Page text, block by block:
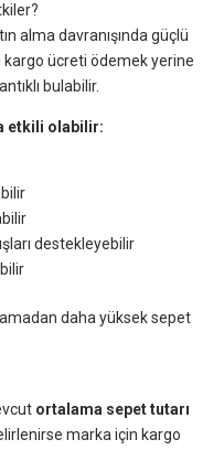
alma davranışında güçlü
kargo ücreti ödemek yerine
bulabilir.
etkili olabilir:
destekleyebilir
daha yüksek sepet
ortalama sepet tutarı
marka için kargo